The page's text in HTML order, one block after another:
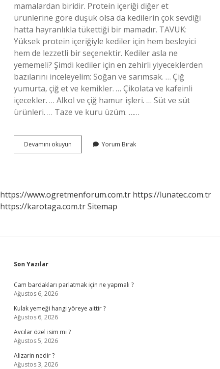
mamalardan biridir. Protein içeriği diğer et
ürünlerine göre düşük olsa da kedilerin çok sevdiği
hatta hayranlıkla tükettiği bir mamadır. TAVUK:
Yüksek protein içeriğiyle kediler için hem besleyici
hem de lezzetli bir seçenektir. Kediler asla ne
yememeli? Şimdi kediler için en zehirli yiyeceklerden
bazılarını inceleyelim: Soğan ve sarımsak. … Çiğ
yumurta, çiğ et ve kemikler. … Çikolata ve kafeinli
içecekler. … Alkol ve çiğ hamur işleri. … Süt ve süt
ürünleri. … Taze ve kuru üzüm. ……
Devamını okuyun
En
Yorum Bırak
https://www.ogretmenforum.com.tr https://lunatec.com.tr
https://karotaga.com.trSitemap
Sidebar
Son Yazılar
Cam bardakları parlatmak için ne yapmalı ?
Ağustos 6, 2026
Kulak yemeği hangi yöreye aittir ?
Ağustos 6, 2026
Avcılar özel isim mi ?
Ağustos 5, 2026
Alizarin nedir ?
Ağustos 3, 2026